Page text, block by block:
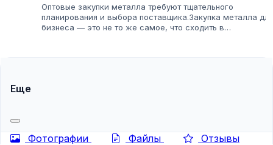
Оптовые закупки металла требуют тщательного
планирования и выбора поставщика.Закупка металла для
бизнеса — это не то же самое, что сходить в
Еще
Фотографии Файлы Отзывы